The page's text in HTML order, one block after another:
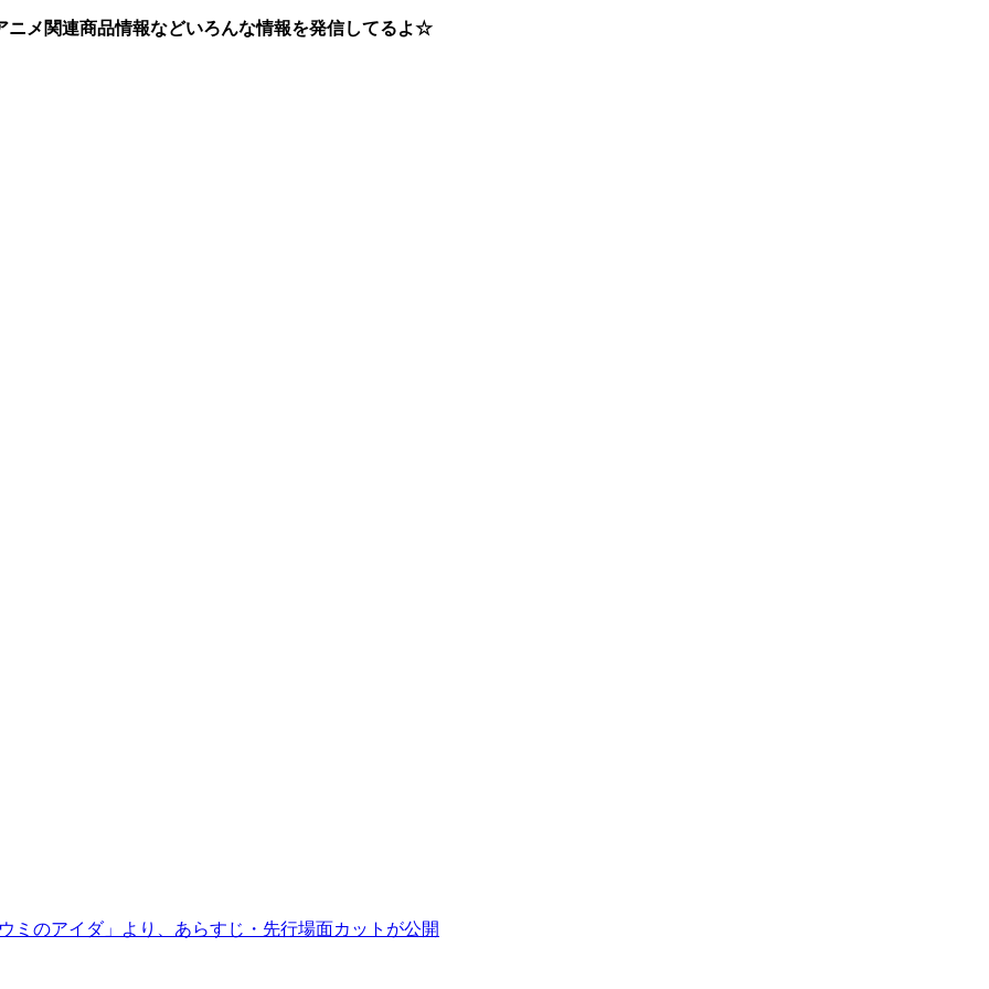
メ関連商品情報などいろんな情報を発信してるよ☆
ミのアイダ」より、あらすじ・先行場面カットが公開